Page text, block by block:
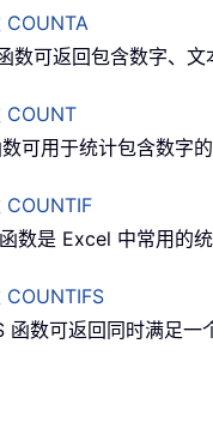
COUNTA
数可返回包含数字、文
COUNT
可用于统计包含数字
COUNTIF
函数是 Excel 中常用的
COUNTIFS
函数可返回同时满足一